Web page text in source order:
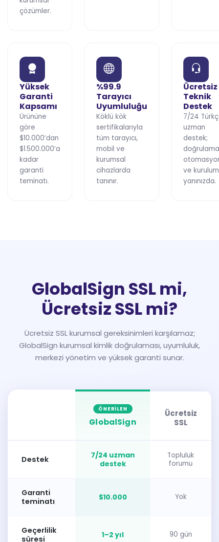
çözümler.
Yüksek
Garanti
Kapsamı
Ürününe
göre
$10.000’dan
$1.500.000’a
kadar
garanti
teminatı.
%99.9
Tarayıcı
Uyumluluğu
Köklü kök
sertifikalarıyla
tüm tarayıcı,
mobil ve
kurumsal
cihazlarda
tanınır.
Ücretsiz
Teknik
Destek
7/24
uzman
destek;
ve
yanınızda.
GlobalSign SSL mi,
Ücretsiz SSL mi?
Ücretsiz SSL kurumsal gereksinimleri karşılamaz;
GlobalSign kurumsal kimlik doğrulaması, uyumluluk,
merkezi yönetim ve yüksek garanti sunar.
ÖNERILEN
GlobalSign
Ücretsiz
SSL
Destek
7/24 uzman
destek
Topluluk
forumu
Garanti
teminatı
$10.000 Yok
Geçerlilik
süresi
1–2 yıl 90 gün